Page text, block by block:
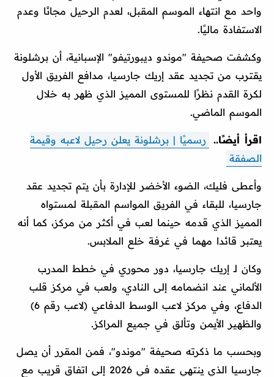
واحد مع انتهاء الموسم المقبل، لعدم الرحيل مجانًا وعدم
الاستفادة ماليًا.
وكشفت صحيفة "موندو ديبورتيفو" الإسبانية، أن برشلونة
يقترب من تجديد عقد إريك جارسيا، مدافع الفريق الأول
لكرة القدم نظرًا للمستوى المميز الذي ظهر به خلال
الموسم الماضي.
اقرأ أيضًا..
رسميًا | برشلونة يعلن رحيل لاعبه وقيمة
الصفقة
وأعطى فليك، الضوء الأخضر للإدارة بأن يتم تجديد عقد
جارسيا، للبقاء في الفريق المواسم المقبلة لمستواه
المميز الذي قدمه حينما لعب في أكثر من مركز، كما أنه
يعتبر قائدا مهما في غرفة خلع الملابس.
وكان لـ إريك جارسيا، دور محوري في خطط المدرب
الألماني عند انضمامه إلى النادي، ولعب في مركز قلب
الدفاع، وفي مركز لاعب الوسط الدفاعي (لاعب رقم 6)
والظهير الأيمن وتألق في جميع المراكز.
وبحسب ما ذكرته صحيفة "موندو"، فمن المقرر أن يصل
جارسيا الذي ينتهي عقده في 2026 إلى اتفاق قريب مع